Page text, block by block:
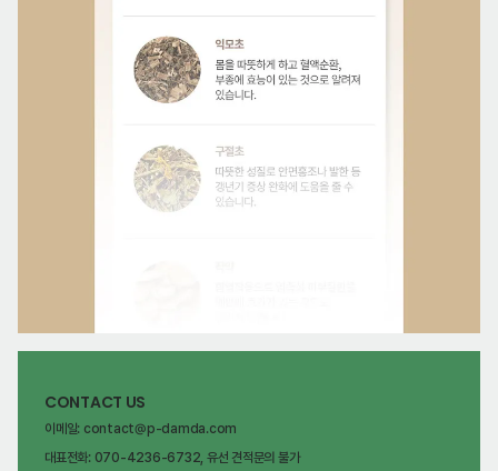
CONTACT US
이메일: contact@p-damda.com
대표전화: 070-4236-6732, 유선 견적문의 불가